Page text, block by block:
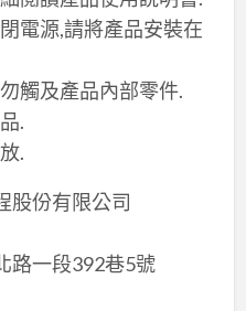
電源,請將產品安裝在
觸及產品內部零件.
.
.
股份有限公司
路一段392巷5號